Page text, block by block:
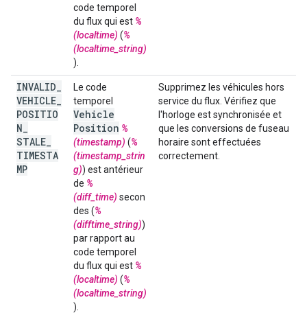
code temporel
du flux qui est %
(localtime) (%
(localtime_string)
).
INVALID
VEHICLE
POSITIO
N
STALE
TIMESTA
MP
Le code
temporel
Vehicle
Position %
(timestamp) (%
(timestamp_strin
g)) est antérieur
de %
(diff_time) secon
des (%
(difftime_string))
par rapport au
code temporel
du flux qui est %
(localtime) (%
(localtime_string)
).
Supprimez les véhicules hors
service du flux. Vérifiez que
l'horloge est synchronisée et
que les conversions de fuseau
horaire sont effectuées
correctement.